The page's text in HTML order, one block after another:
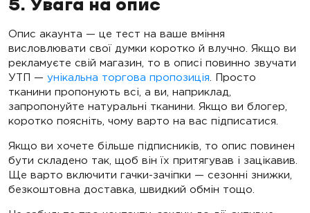
5. Увага на опис
Опис акаунта — це тест на ваше вміння
висловлювати свої думки коротко й влучно. Якщо ви
рекламуєте свій магазин, то в описі повинно звучати
УТП — унікальна торгова пропозиція . Просто
тканини пропонують всі, а ви, наприклад,
запропонуйте натуральні тканини. Якщо ви блогер,
коротко поясніть, чому варто на вас підписатися.
Якщо ви хочете більше підписників, то опис повинен
бути складено так, щоб він їх притягував і зацікавив.
Ще варто включити гачки-зачіпки — сезонні знижки,
безкоштовна доставка, швидкий обмін тощо.